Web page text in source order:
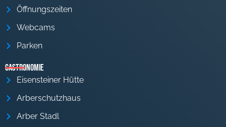
Öffnungszeiten
Webcams
Parken
Gastronomie
Eisensteiner Hütte
Arberschutzhaus
Arber Stadl